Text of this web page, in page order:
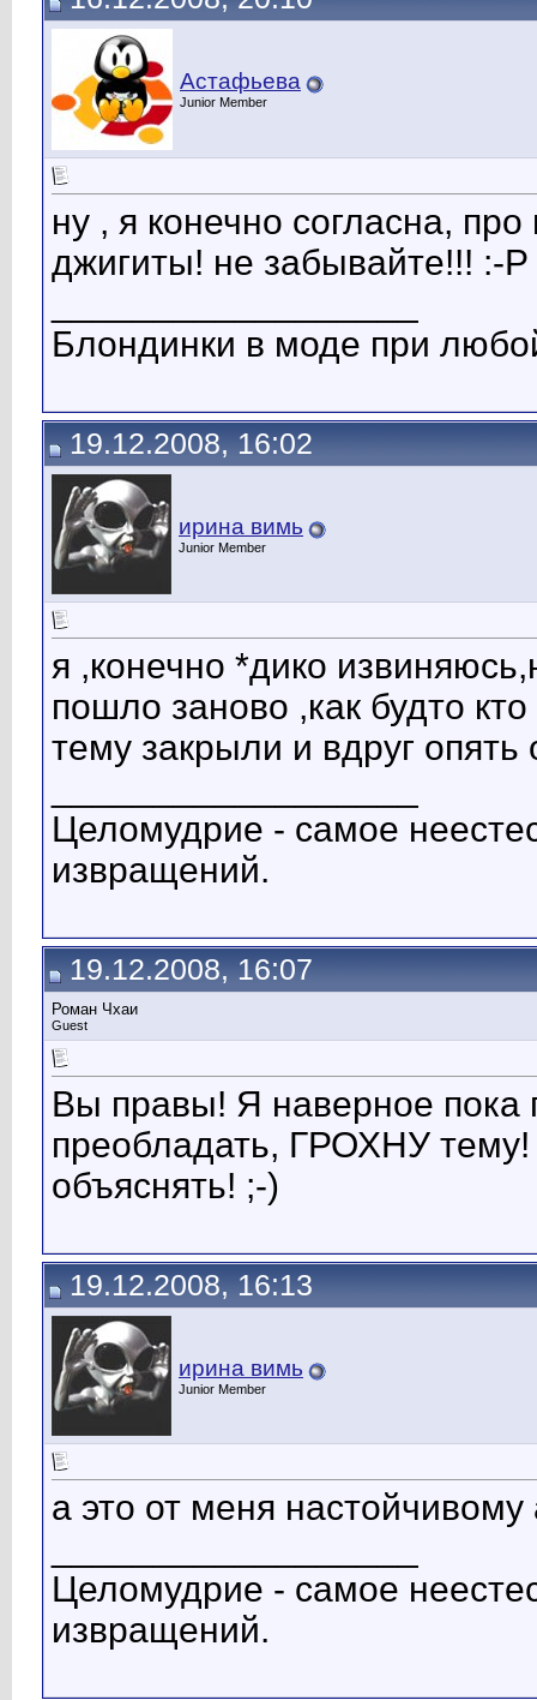
Астафьева
Junior Member
ну , я конечно согласна,
джигиты! не забывайте!!! :-P
Блондинки в моде при
19.12.2008, 16:02
ирина вимь
Junior Member
я ,конечно *дико
пошло заново ,как будто
тему закрыли и вдруг опять
Целомудрие - самое
извращений.
19.12.2008, 16:07
Роман Чхаи
Guest
Вы правы! Я наверное пока
преобладать, ГРОХНУ тему!
объяснять! ;-)
19.12.2008, 16:13
ирина вимь
Junior Member
а это от меня
Целомудрие - самое
извращений.